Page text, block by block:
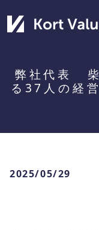
弊社代表
る37人の経
2025/05/29